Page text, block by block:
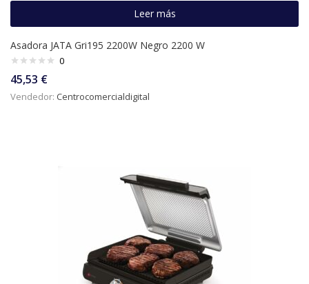
Leer más
Asadora JATA Gri195 2200W Negro 2200 W
0
45,53 €
Vendedor: Centrocomercialdigital